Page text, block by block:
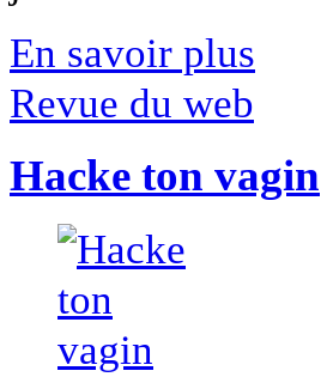
En savoir plus
Revue du web
Hacke ton vagin